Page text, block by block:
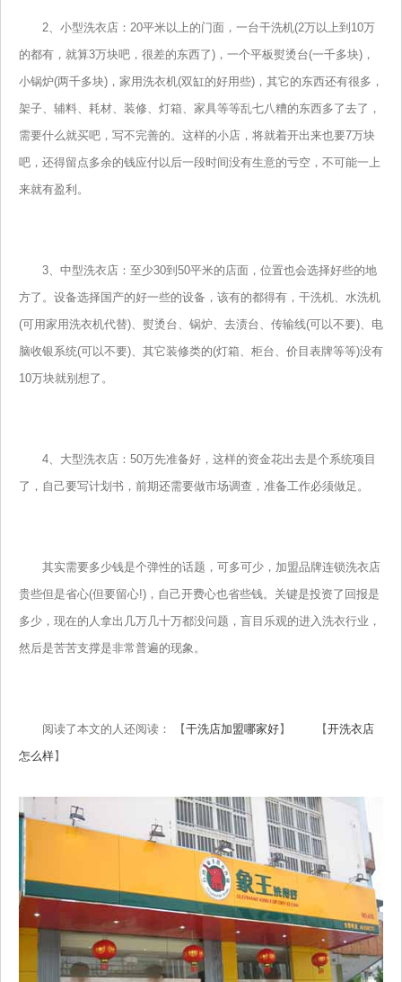
2、小型洗衣店：20平米以上的门面，一台干洗机(2万以上到10万
的都有，就算3万块吧，很差的东西了)，一个平板熨烫台(一千多块)，
小锅炉(两千多块)，家用洗衣机(双缸的好用些)，其它的东西还有很多，
架子、辅料、耗材、装修、灯箱、家具等等乱七八糟的东西多了去了，
需要什么就买吧，写不完善的。这样的小店，将就着开出来也要7万块
吧，还得留点多余的钱应付以后一段时间没有生意的亏空，不可能一上
来就有盈利。
3、中型洗衣店：至少30到50平米的店面，位置也会选择好些的地
方了。设备选择国产的好一些的设备，该有的都得有，干洗机、水洗机
(可用家用洗衣机代替)、熨烫台、锅炉、去渍台、传输线(可以不要)、电
脑收银系统(可以不要)、其它装修类的(灯箱、柜台、价目表牌等等)没有
10万块就别想了。
4、大型洗衣店：50万先准备好，这样的资金花出去是个系统项目
了，自己要写计划书，前期还需要做市场调查，准备工作必须做足。
其实需要多少钱是个弹性的话题，可多可少，加盟品牌连锁洗衣店
贵些但是省心(但要留心!)，自己开费心也省些钱。关键是投资了回报是
多少，现在的人拿出几万几十万都没问题，盲目乐观的进入洗衣行业，
然后是苦苦支撑是非常普遍的现象。
阅读了本文的人还阅读： 【干洗店加盟哪家好】 【开洗衣店
怎么样】